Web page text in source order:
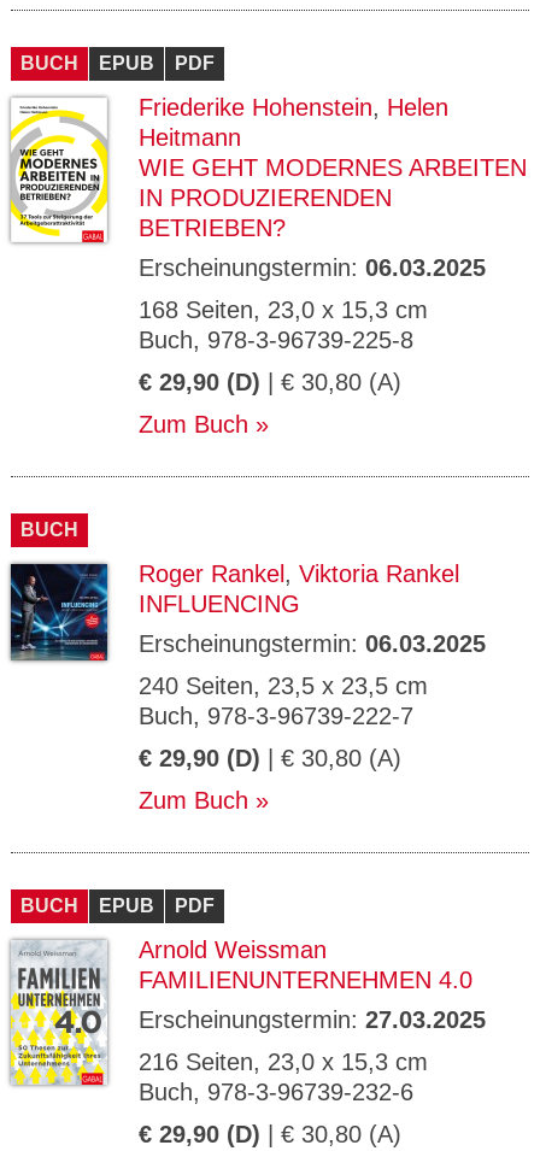
BUCH EPUB PDF
Friederike Hohenstein, Helen
Heitmann
WIE GEHT MODERNES ARBEITEN
IN PRODUZIERENDEN
BETRIEBEN?
Erscheinungstermin: 06.03.2025
168 Seiten, 23,0 x 15,3 cm
Buch, 978-3-96739-225-8
€ 29,90 (D) | € 30,80 (A)
Zum Buch
BUCH
Roger Rankel , Viktoria Rankel
INFLUENCING
Erscheinungstermin: 06.03.2025
240 Seiten, 23,5 x 23,5 cm
Buch, 978-3-96739-222-7
€ 29,90 (D) | € 30,80 (A)
Zum Buch
BUCH EPUB PDF
Arnold Weissman
FAMILIENUNTERNEHMEN 4.0
Erscheinungstermin: 27.03.2025
216 Seiten, 23,0 x 15,3 cm
Buch, 978-3-96739-232-6
€ 29,90 (D) | € 30,80 (A)